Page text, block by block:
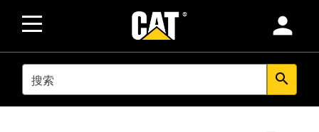
person
SEARCH search